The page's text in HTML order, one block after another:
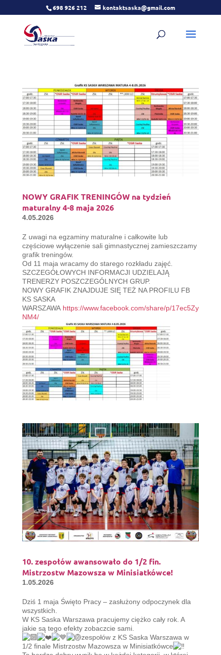
698 926 212 kontaktsaska@gmail.com
NOWY GRAFIK TRENINGÓW na tydzień
maturalny 4-8 maja 2026
4.05.2026
Z uwagi na egzaminy maturalne i całkowite lub
częściowe wyłączenie sali gimnastycznej zamieszczamy
grafik treningów.
Od 11 maja wracamy do starego rozkładu zajęć.
SZCZEGÓŁOWYCH INFORMACJI UDZIELAJĄ
TRENERZY POSZCZEGÓLNYCH GRUP.
NOWY GRAFIK ZNAJDUJE SIĘ TEŻ NA PROFILU FB
KS SASKA
WARSZAWA https://www.facebook.com/share/p/17ec5Zy
NM4/
10. zespołów awansowało do 1/2 fin.
Mistrzostw Mazowsza w Minisiatkówce!
1.05.2026
Dziś 1 maja Święto Pracy – zasłużony odpoczynek dla
wszystkich.
W KS Saska Warszawa pracujemy ciężko cały rok. A
jakie są tego efekty zobaczcie sami.
zespołów z KS Saska Warszawa w
1/2 finale Mistrzostw Mazowsza w Minisiatkówce